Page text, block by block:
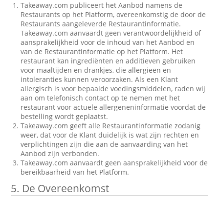
Takeaway.com publiceert het Aanbod namens de
Restaurants op het Platform, overeenkomstig de door de
Restaurants aangeleverde Restaurantinformatie.
Takeaway.com aanvaardt geen verantwoordelijkheid of
aansprakelijkheid voor de inhoud van het Aanbod en
van de Restaurantinformatie op het Platform. Het
restaurant kan ingrediënten en additieven gebruiken
voor maaltijden en drankjes, die allergieën en
intoleranties kunnen veroorzaken. Als een Klant
allergisch is voor bepaalde voedingsmiddelen, raden wij
aan om telefonisch contact op te nemen met het
restaurant voor actuele allergeneninformatie voordat de
bestelling wordt geplaatst.
Takeaway.com geeft alle Restaurantinformatie zodanig
weer, dat voor de Klant duidelijk is wat zijn rechten en
verplichtingen zijn die aan de aanvaarding van het
Aanbod zijn verbonden.
Takeaway.com aanvaardt geen aansprakelijkheid voor de
bereikbaarheid van het Platform.
5. De Overeenkomst